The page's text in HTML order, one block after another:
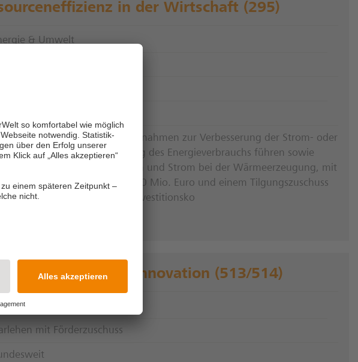
in der Wirtschaft (295)
& Umwelt
fördert Investitionen in Maßnahmen zur Verbesserung der Strom- oder
die zu einer Senkung des Energieverbrauchs führen sowie
auf erneuerbare Energien und Strom bei der Wärmeerzeugung, mit
zinsgünstigen Kredit bis zu 100 Mio. Euro und einem Tilgungszuschuss
zu 60 % der förderfähigen Investitionsko
ERP-Förderkredit Innovation (513/514)
& Innovation
mit Förderzuschuss